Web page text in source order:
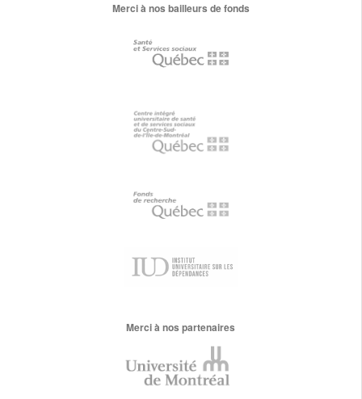
Merci à nos bailleurs de fonds
Merci à nos partenaires